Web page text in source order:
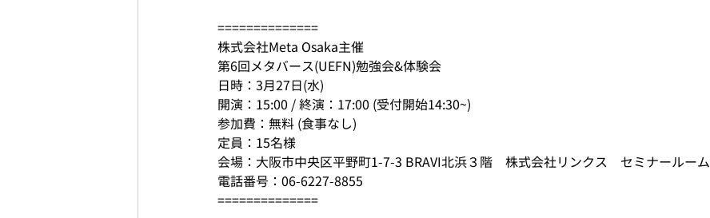
==============
株式会社Meta Osaka主催
第6回メタバース(UEFN)勉強会&体験会
日時：3月27日(水)
開演：15:00 / 終演：17:00 (受付開始14:30~)
参加費：無料 (食事なし)
定員：15名様
会場：大阪市中央区平野町1-7-3 BRAVI北浜３階　株式会社リンクス　セミナールーム
電話番号：06-6227-8855
==============